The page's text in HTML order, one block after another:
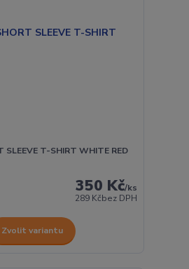
SLEEVE T-SHIRT WHITE RED
350 Kč/ks
289 Kčbez DPH
Zvolit variantu